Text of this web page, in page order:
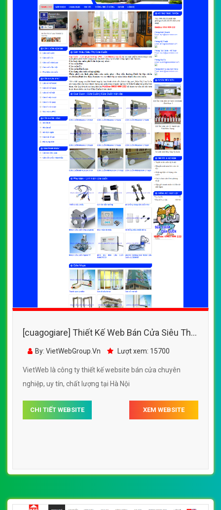
[cuagogiare] Thiết Kế Web Bán Cửa Siêu Thị
Cửa Cuốn đẹp SEO nhanh hiệu quả
By: VietWebGroup.Vn Lượt xem: 15700
VietWeb là công ty thiết kế website bán cửa chuyên
nghiệp, uy tín, chất lượng tại Hà Nội
CHI TIẾT WEBSITE XEM WEBSITE